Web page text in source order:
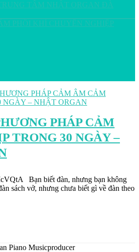
TÂM NHẬT ORGAN ĐÀ
PHỐI KHÍ CHUYÊN NGHIỆP
PHÁP CẢM
TRONG 30 NGÀY –
Bạn biết đàn, nhưng bạn không
sách vở, nhưng chưa biết gì về đàn theo
Piano Musicproducer